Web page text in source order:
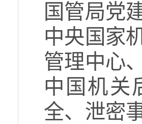
国管局党
中央国家
管理中心
中国机关
全、泄密